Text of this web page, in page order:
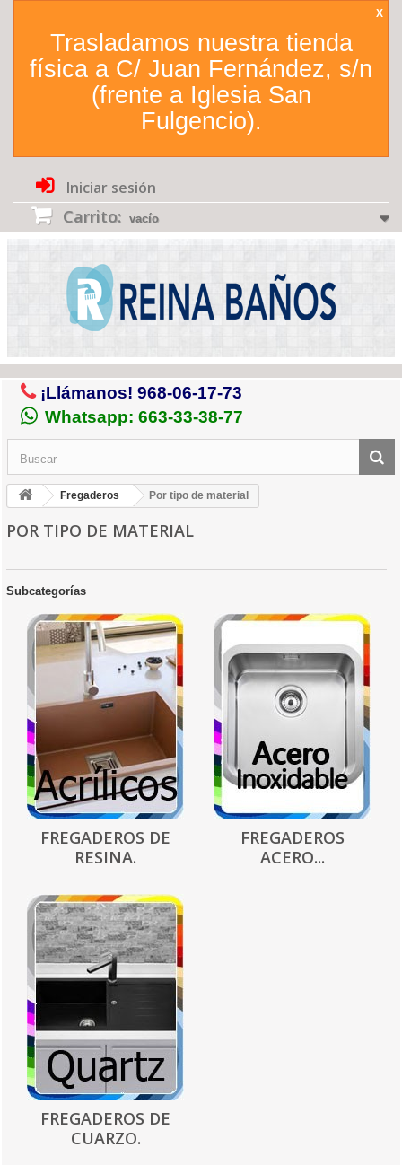
Trasladamos nuestra tienda
física a C/ Juan Fernández, s/n
(frente a Iglesia San
Fulgencio).
X
Iniciar sesión
Carrito: vacío
¡Llámanos! 968-06-17-73
Whatsapp: 663-33-38-77
Fregaderos Por tipo de material
POR TIPO DE MATERIAL
Subcategorías
FREGADEROS DE
RESINA.
FREGADEROS
ACERO...
FREGADEROS DE
CUARZO.